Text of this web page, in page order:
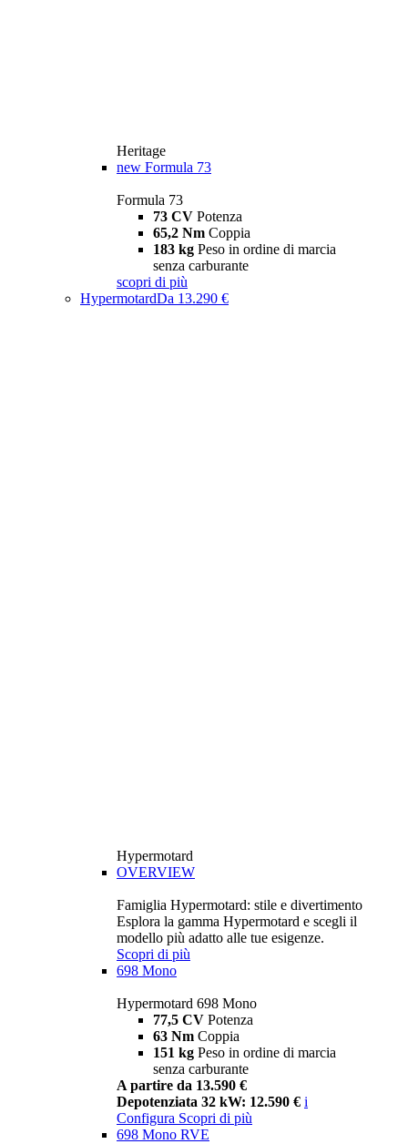
Heritage
new Formula 73
Formula 73
73 CV Potenza
65,2 Nm Coppia
183 kg Peso in ordine di marcia
senza carburante
scopri di più
HypermotardDa 13.290 €
Hypermotard
OVERVIEW
Famiglia Hypermotard: stile e divertimento
Esplora la gamma Hypermotard e scegli il
modello più adatto alle tue esigenze.
Scopri di più
698 Mono
Hypermotard 698 Mono
77,5 CV Potenza
63 Nm Coppia
151 kg Peso in ordine di marcia
senza carburante
A partire da 13.590 €
Depotenziata 32 kW: 12.590 € i
Configura Scopri di più
698 Mono RVE